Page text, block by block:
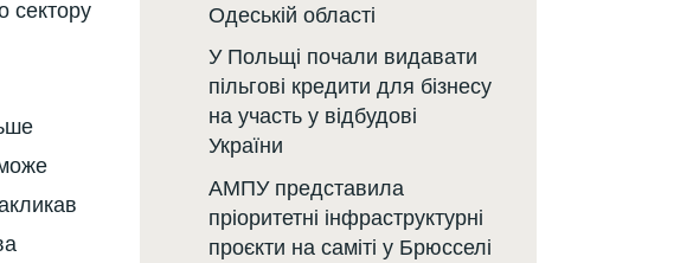
сектору
Одеській області
У Польщі почали видавати
пільгові кредити для бізнесу
на участь у відбудові
України
АМПУ представила
пріоритетні інфраструктурні
проєкти на саміті у Брюсселі